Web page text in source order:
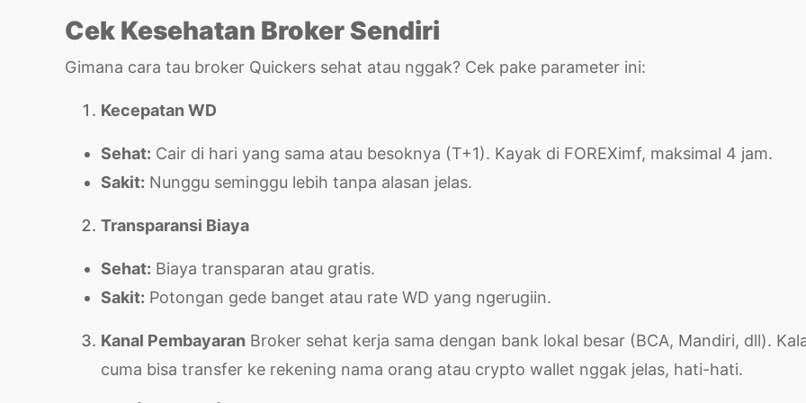
Cek Kesehatan Broker Sendiri
Gimana cara tau broker Quickers sehat atau nggak? Cek pake parameter ini:
Kecepatan WD
Sehat: Cair di hari yang sama atau besoknya (T+1). Kayak di FOREXimf, maksimal 4 jam.
Sakit: Nunggu seminggu lebih tanpa alasan jelas.
Transparansi Biaya
Sehat: Biaya transparan atau gratis.
Sakit: Potongan gede banget atau rate WD yang ngerugiin.
Kanal Pembayaran Broker sehat kerja sama dengan bank lokal besar (BCA, Mandiri, dll).
cuma bisa transfer ke rekening nama orang atau crypto wallet nggak jelas, hati-hati.